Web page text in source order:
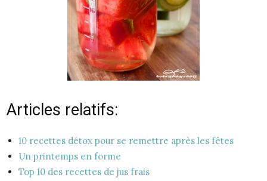
Articles relatifs:
10 recettes détox pour se remettre après les fêtes
Un printemps en forme
Top 10 des recettes de jus frais